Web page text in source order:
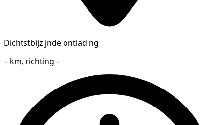
Dichtstbijzijnde ontlading
– km, richting –